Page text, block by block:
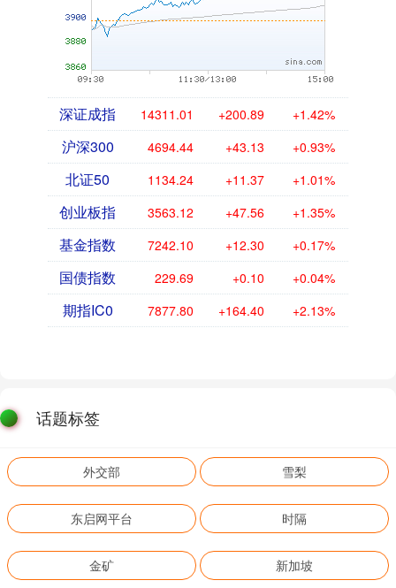
深证成指 14311.01 +200.89 +1.42%
沪深300 4694.44 +43.13 +0.93%
北证50 1134.24 +11.37 +1.01%
创业板指 3563.12 +47.56 +1.35%
基金指数 7242.10 +12.30 +0.17%
国债指数 229.69 +0.10 +0.04%
期指IC0 7877.80 +164.40 +2.13%
话题标签
外交部 雪梨
东启网平台 时隔
金矿 新加坡